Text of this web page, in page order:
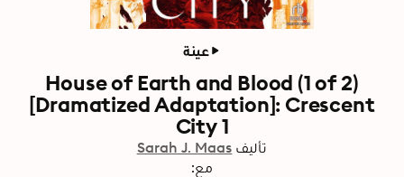
عينة
House of Earth and Blood (1 of 2)
[Dramatized Adaptation]: Crescent
City 1
تأليف Sarah J. Maas
مع: